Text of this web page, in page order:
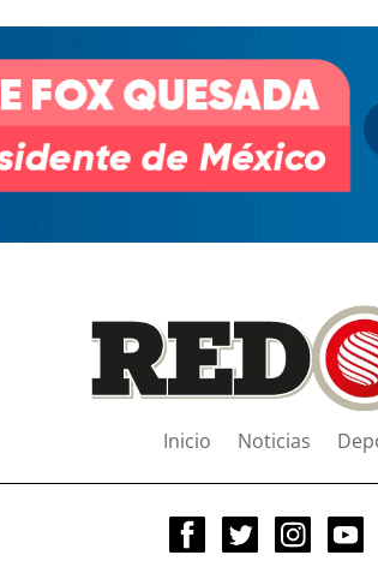
Inicio Noticias